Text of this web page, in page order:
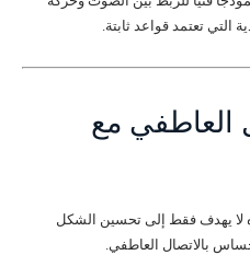
التي تعتمد قواعد ثابتة.
العاطفي مع
لا يهدف فقط إلى تحسين الشكل
بالاتصال العاطفي.